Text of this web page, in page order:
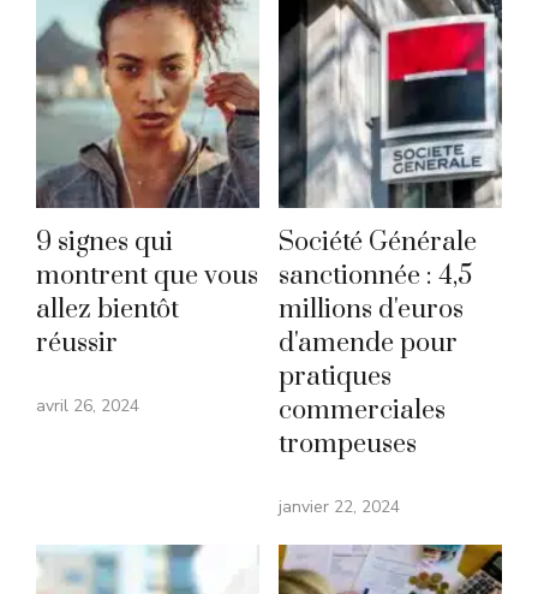
9 signes qui
montrent que vous
allez bientôt
réussir
avril 26, 2024
Société Générale
sanctionnée : 4,5
millions d'euros
d'amende pour
pratiques
commerciales
trompeuses
janvier 22, 2024